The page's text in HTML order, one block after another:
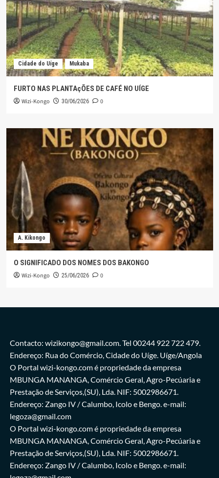
Cidade do Uíge Mukaba
FURTO NAS PLANTAçÕES DE CAFÉ NO UÍGE
Wizi-Kongo 30/06/2026 0
A. Kikongo
O SIGNIFICADO DOS NOMES DOS BAKONGO
Wizi-Kongo 25/06/2026 0
Contacto: wizikongo@gmail.com. Tel 00244 922 722 479.
Endereço: Rua do Comércio, Cidade do Uíge. Uíge/Angola
O Portal wizi-kongo.com é propriedade da empresa
MBUNGA MANANGA, Comércio Geral, Agro-Pecúaria e
Prestação de Serviços,(SU), Lda. NIF: 5002986671.
Endereço: Zango IV / Calumbo, Icolo e Bengo. e-mail:
legoza@gmail.com
O Portal wizi-kongo.com é propriedade da empresa
MBUNGA MANANGA, Comércio Geral, Agro-Pecúaria e
Prestação de Serviços,(SU), Lda. NIF: 5002986671.
Endereço: Zango IV / Calumbo, Icolo e Bengo. e-mail: